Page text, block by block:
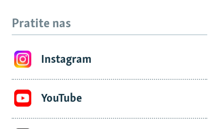
Pratite nas
Instagram
YouTube